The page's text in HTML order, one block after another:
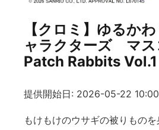
【クロミ】ゆるか
ャラクターズ マス
Patch Rabbits Vol.1
提供開始日: 2026-05-22
もけもけのウサギの被りもの